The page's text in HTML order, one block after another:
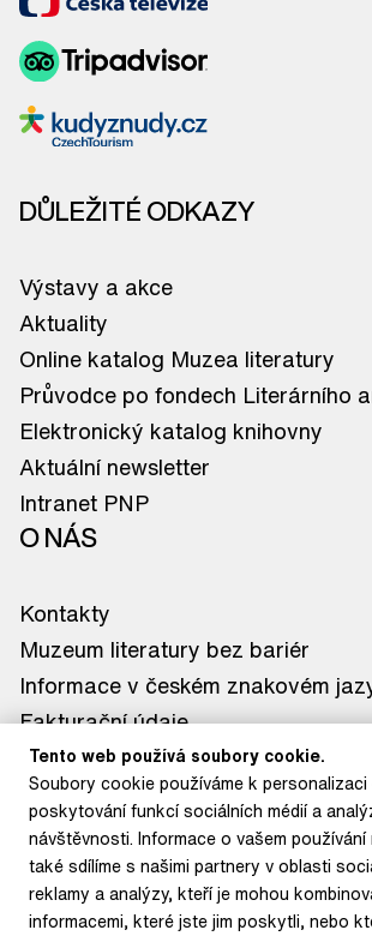
DŮLEŽITÉ ODKAZY
Výstavy a akce
Aktuality
Online katalog Muzea literatury
Průvodce po fondech Literárního
Elektronický katalog knihovny
Aktuální newsletter
Intranet PNP
O NÁS
Kontakty
Muzeum literatury bez bariér
Informace v českém znakovém
Fakturační údaje
Tiskové zprávy
Kontakt pro média
KDE NÁS NAJDETE
Muzeum literatury
Letohrádek Hvězda
Tento web používá soubory cookie.
Soubory cookie používáme k personalizaci
poskytování funkcí sociálních médií a
návštěvnosti. Informace o vašem
také sdílíme s našimi partnery v oblasti
reklamy a analýzy, kteří je mohou
informacemi, které jste jim poskytli, nebo